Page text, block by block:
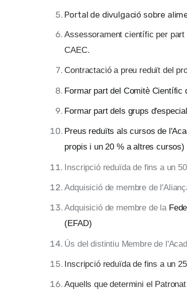
Portal de divulgació sobre
Assessorament científic per
CAEC.
Contractació a preu reduït del
Formar part del Comitè Científic
Formar part dels grups
Preus reduïts als cursos de
propis i un 20 % a altres cursos)
Inscripció reduïda de fins a un
Adquisició de membre de
Adquisició de membre de la
(EFAD)
Ús del distintiu Membre de
Inscripció reduïda de fins a un
Aquells que determini el